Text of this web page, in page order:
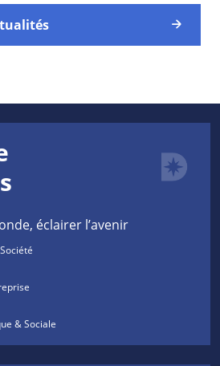
éclairer l’avenir
& Sociale